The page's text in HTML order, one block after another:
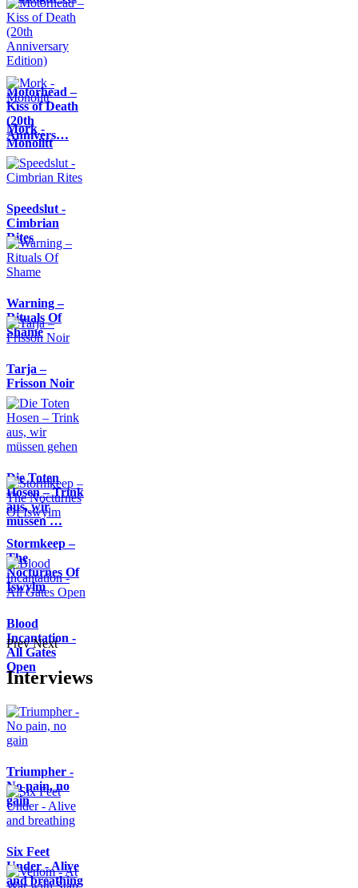
Motörhead –
Kiss of Death
(20th
Annivers…
Mork -
Monolitt
Speedslut -
Cimbrian
Rites
Warning –
Rituals Of
Shame
Tarja –
Frisson Noir
Die Toten
Hosen – Trink
aus, wir
müssen …
Stormkeep –
The
Nocturnes Of
Iswylm
Blood
Incantation -
All Gates
Open
Prev Next
Interviews
Triumpher -
No pain, no
gain
Six Feet
Under - Alive
and breathing